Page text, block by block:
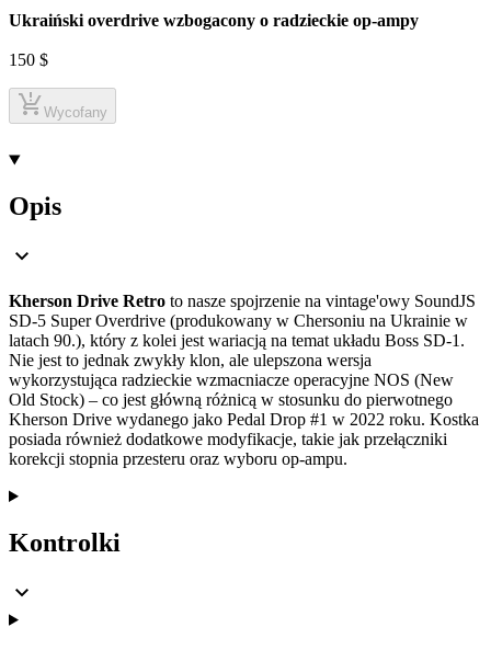
Ukraiński overdrive wzbogacony o radzieckie op-ampy
150 $
Wycofany
Opis
Kherson Drive Retro to nasze spojrzenie na vintage'owy SoundJS
SD-5 Super Overdrive (produkowany w Chersoniu na Ukrainie w
latach 90.), który z kolei jest wariacją na temat układu Boss SD-1.
Nie jest to jednak zwykły klon, ale ulepszona wersja
wykorzystująca radzieckie wzmacniacze operacyjne NOS (New
Old Stock) – co jest główną różnicą w stosunku do pierwotnego
Kherson Drive wydanego jako Pedal Drop #1 w 2022 roku. Kostka
posiada również dodatkowe modyfikacje, takie jak przełączniki
korekcji stopnia przesteru oraz wyboru op-ampu.
Kontrolki